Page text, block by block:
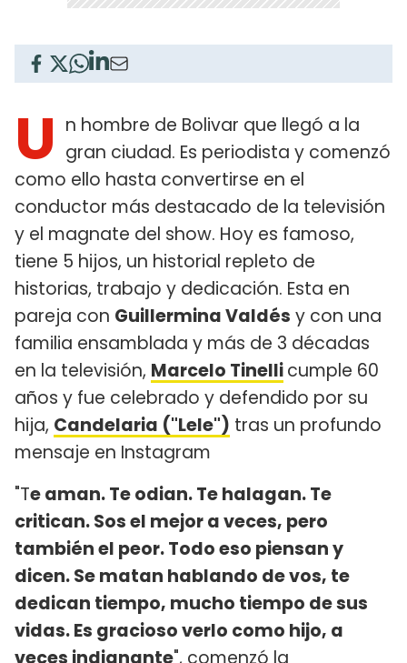
U n hombre de Bolivar que llegó a la
gran ciudad. Es periodista y comenzó
como ello hasta convertirse en el
conductor más destacado de la televisión
y el magnate del show. Hoy es famoso,
tiene 5 hijos, un historial repleto de
historias, trabajo y dedicación. Esta en
pareja con Guillermina Valdés y con una
familia ensamblada y más de 3 décadas
en la televisión, Marcelo Tinellicumple 60
años y fue celebrado y defendido por su
hija, Candelaria ("Lele") tras un profundo
mensaje en Instagram
"Te aman. Te odian. Te halagan. Te
critican. Sos el mejor a veces, pero
también el peor. Todo eso piensan y
dicen. Se matan hablando de vos, te
dedican tiempo, mucho tiempo de sus
vidas. Es gracioso verlo como hijo, a
veces indignante", comenzó la